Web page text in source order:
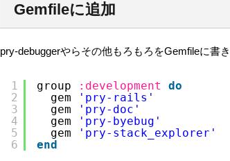
Gemfileに追加
pry-debuggerやらその他もろもろをGemfileに書き
1
2
3
4
5
6
group :development
do
gem
'pry-rails'
gem
'pry-doc'
gem
'pry-byebug'
gem
'pry-stack_explorer'
end